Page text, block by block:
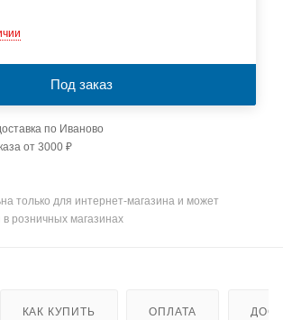
Под заказ
по Иваново
от 3000 ₽
только для интернет-магазина и может
в розничных магазинах
КАК КУПИТЬ ОПЛАТА